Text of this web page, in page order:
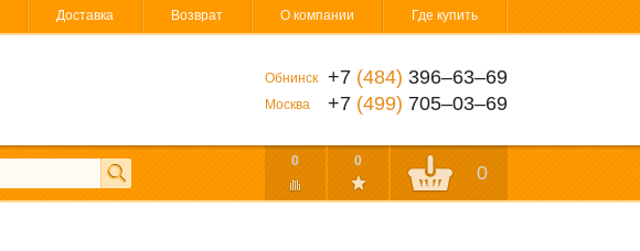
Доставка Возврат О компании Где купить
Обнинск +7 (484) 396‒63‒69
Москва +7 (499) 705‒03‒69
0 0
0